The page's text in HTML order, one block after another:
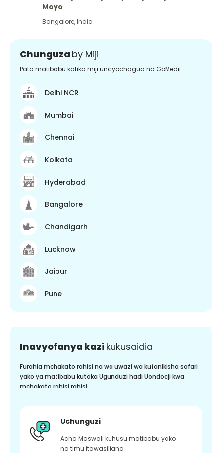
Moyo
Bangalore,India
Chunguza by Miji
Pata matibabu katika miji unayochagua na GoMedii
Delhi NCR
Mumbai
Chennai
Kolkata
Hyderabad
Bangalore
Chandigarh
Lucknow
Jaipur
Pune
Inavyofanya kazi kukusaidia
Furahia mchakato rahisi na wa uwazi wa kufanikisha safari
yako ya matibabu kutoka Ugunduzi hadi Uondoaji kwa
mchakato rahisi rahisi.
Uchunguzi
Acha Maswali kuhusu matibabu yako
na timu itawasiliana